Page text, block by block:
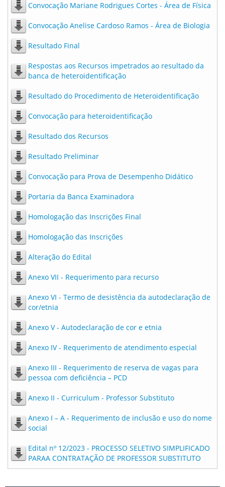
Convocação Mariane Rodrigues Cortes - Área de Física
Convocação Anelise Cardoso Ramos - Área de Biologia
Resultado Final
Respostas aos Recursos impetrados ao resultado da
banca de heteroidentificação
Resultado do Procedimento de Heteroidentificação
Convocação para heteroidentificação
Resultado dos Recursos
Resultado Preliminar
Convocação para Prova de Desempenho Didático
Portaria da Banca Examinadora
Homologação das Inscrições Final
Homologação das Inscrições
Alteração do Edital
Anexo VII - Requerimento para recurso
Anexo VI - Termo de desistência da autodeclaração de
cor/etnia
Anexo V - Autodeclaração de cor e etnia
Anexo IV - Requerimento de atendimento especial
Anexo III - Requerimento de reserva de vagas para
pessoa com deficiência – PCD
Anexo II - Curriculum - Professor Substituto
Anexo I – A - Requerimento de inclusão e uso do nome
social
Edital nº 12/2023 - PROCESSO SELETIVO SIMPLIFICADO
PARAA CONTRATAÇÃO DE PROFESSOR SUBSTITUTO